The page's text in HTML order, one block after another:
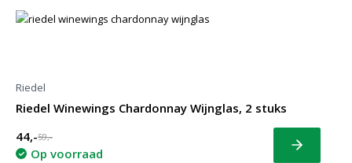
Riedel
Riedel Winewings Chardonnay Wijnglas, 2 stuks
44,-59,-
Op voorraad Bekijk